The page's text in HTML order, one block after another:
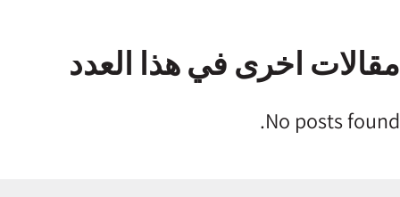
مقالات اخرى في هذا العدد
No posts found.